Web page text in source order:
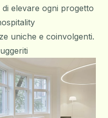
elevare ogni progetto
uniche e coinvolgenti.